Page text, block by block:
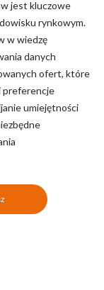
jest kluczowe
rynkowym.
w wiedzę
danych
ofert, które
preferencje
umiejętności